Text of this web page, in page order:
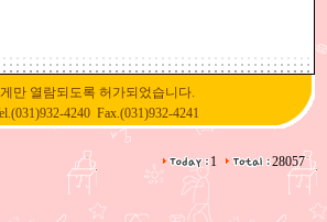
만 열람되도록 허가되었습니다.
4240 Fax.(031)932-4241
1 28057